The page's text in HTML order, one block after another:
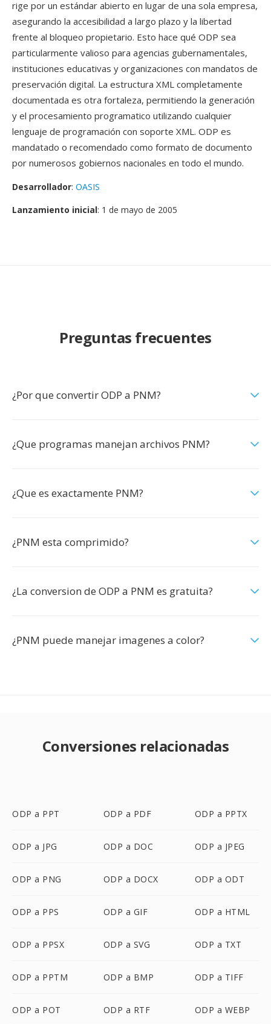
rige por un estándar abierto en lugar de una sola empresa,
asegurando la accesibilidad a largo plazo y la libertad
frente al bloqueo propietario. Esto hace qué ODP sea
particularmente valioso para agencias gubernamentales,
instituciones educativas y organizaciones con mandatos de
preservación digital. La estructura XML completamente
documentada es otra fortaleza, permitiendo la generación
y el procesamiento programatico utilizando cualquier
lenguaje de programación con soporte XML. ODP es
mandatado o recomendado como formato de documento
por numerosos gobiernos nacionales en todo el mundo.
Desarrollador: OASIS
Lanzamiento inicial: 1 de mayo de 2005
Preguntas frecuentes
¿Por que convertir ODP a PNM?
¿Que programas manejan archivos PNM?
¿Que es exactamente PNM?
¿PNM esta comprimido?
¿La conversion de ODP a PNM es gratuita?
¿PNM puede manejar imagenes a color?
Conversiones relacionadas
ODP a PPT ODP a PDF ODP a PPTX
ODP a JPG ODP a DOC ODP a JPEG
ODP a PNG ODP a DOCX ODP a ODT
ODP a PPS ODP a GIF ODP a HTML
ODP a PPSX ODP a SVG ODP a TXT
ODP a PPTM ODP a BMP ODP a TIFF
ODP a POT ODP a RTF ODP a WEBP